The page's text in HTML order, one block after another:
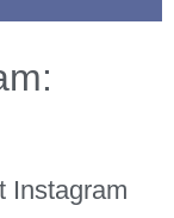
Instagram